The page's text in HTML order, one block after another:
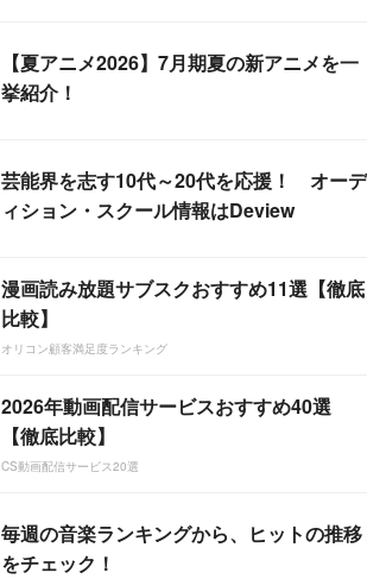
【夏アニメ2026】7月期夏の新アニメを一
挙紹介！
芸能界を志す10代～20代を応援！ オーデ
ィション・スクール情報はDeview
漫画読み放題サブスクおすすめ11選【徹底
比較】
オリコン顧客満足度ランキング
2026年動画配信サービスおすすめ40選
【徹底比較】
CS動画配信サービス20選
毎週の音楽ランキングから、ヒットの推移
をチェック！